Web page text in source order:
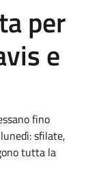
per
e
fino
sfilate,
tutta la